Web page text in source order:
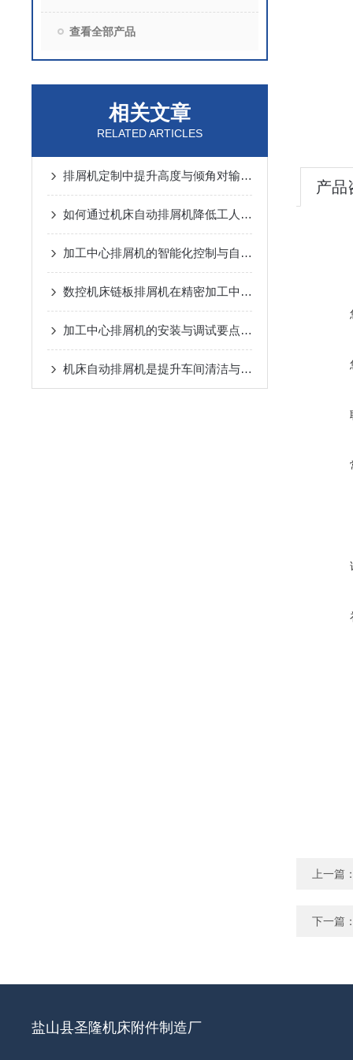
查看全部产品
相关文章
RELATED ARTICLES
排屑机定制中提升高度与倾角对输送能力的动力学分析
如何通过机床自动排屑机降低工人劳动强度？
加工中心排屑机的智能化控制与自动化优势
数控机床链板排屑机在精密加工中的应用优势说明
加工中心排屑机的安装与调试要点说明
机床自动排屑机是提升车间清洁与效率的设备
产品
上一篇
下一篇
盐山县圣隆机床附件制造厂